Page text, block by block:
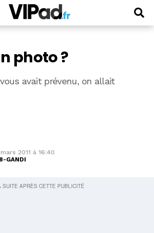
photo ?
avait prévenu, on allait
2011 à 16:40
GANDI